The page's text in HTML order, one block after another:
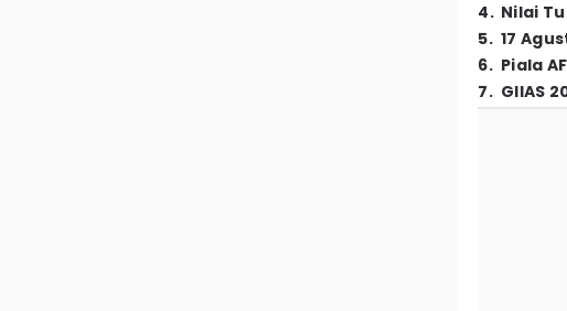
4. Nilai
5. 17
6. Piala
7. GIIAS